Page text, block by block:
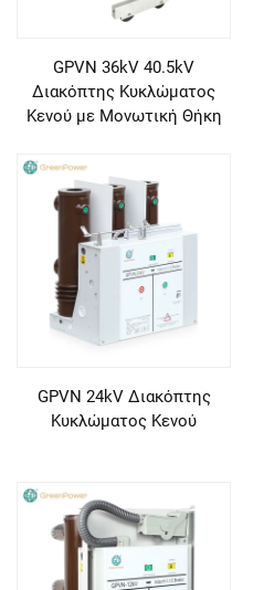
Epi Koinonia
GPVN 36kV 40.5kV
Διακόπτης Κυκλώματος
Κενού με Μονωτική Θήκη
GPVN 24kV Διακόπτης
Κυκλώματος Κενού